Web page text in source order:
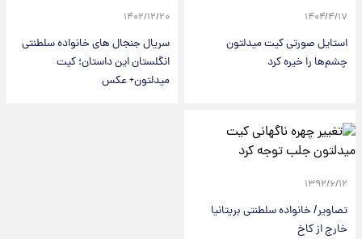
۱۴۰۴/۴/۱۷
استایل صورتی کیت میدلتون
چشم‌ها را خیره کرد
۱۴۰۲/۱۲/۲۰
سریال جنجال های خانواده سلطنتی
انگلستان این داستان؛ کیت
میدلتون+ عکس
۱۳۹۲/۶/۱۲
تصاویر/ خانواده سلطنتی بریتانیا
خارج از کاخ